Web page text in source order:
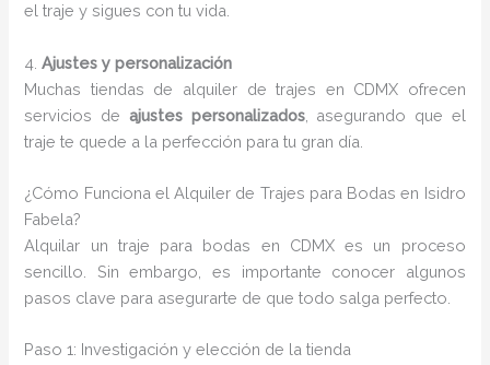
el traje y sigues con tu vida.
4.Ajustes y personalización
Muchas tiendas de alquiler de trajes en CDMX ofrecen
servicios de ajustes personalizados, asegurando que el
traje te quede a la perfección para tu gran día.
¿Cómo Funciona el Alquiler de Trajes para Bodas en Isidro
Fabela?
Alquilar un traje para bodas en CDMX es un proceso
sencillo. Sin embargo, es importante conocer algunos
pasos clave para asegurarte de que todo salga perfecto.
Paso 1: Investigación y elección de la tienda